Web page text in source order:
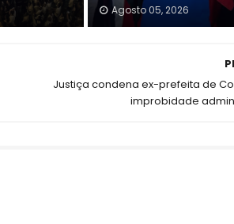
Agosto 05, 2026
Justiça condena ex-prefeita de
improbidade